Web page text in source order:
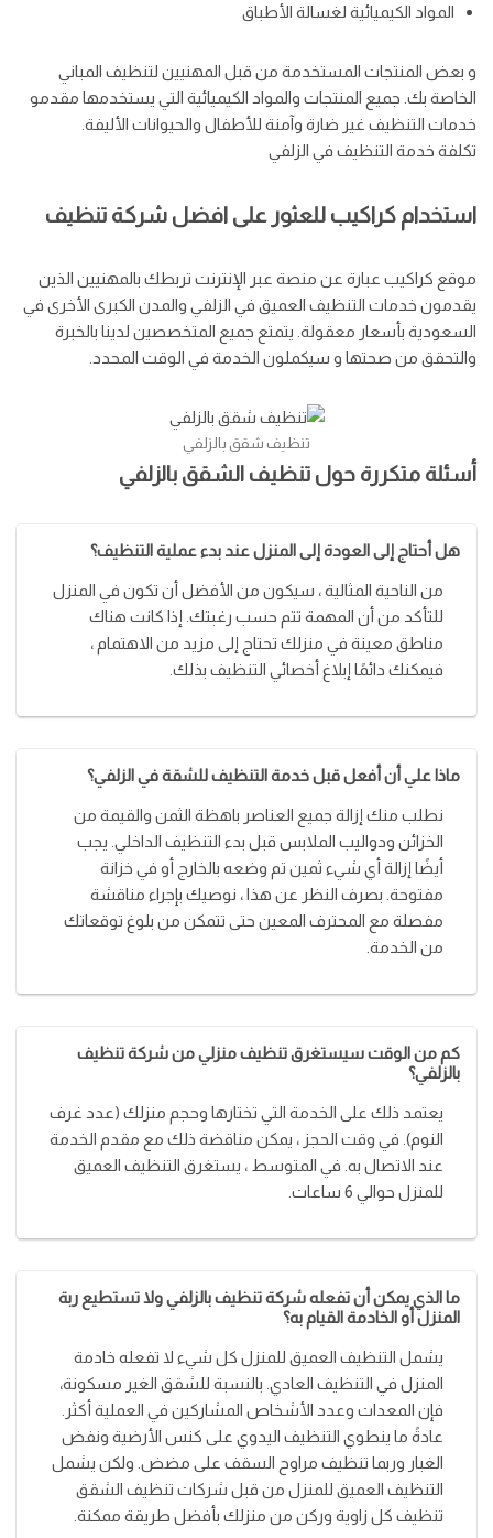
المواد الكيميائية لغسالة الأطباق
و بعض المنتجات المستخدمة من قبل المهنيين لتنظيف المباني
الخاصة بك. جميع المنتجات والمواد الكيميائية التي يستخدمها مقدمو
خدمات التنظيف غير ضارة وآمنة للأطفال والحيوانات الأليفة.
تكلفة خدمة التنظيف في الزلفي
استخدام كراكيب للعثور على افضل شركة تنظيف
موقع كراكيب عبارة عن منصة عبر الإنترنت تربطك بالمهنيين الذين
يقدمون خدمات التنظيف العميق في الزلفي والمدن الكبرى الأخرى في
السعودية بأسعار معقولة. يتمتع جميع المتخصصين لدينا بالخبرة
والتحقق من صحتها و سيكملون الخدمة في الوقت المحدد.
تنظيف شقق بالزلفي
أسئلة متكررة حول تنظيف الشقق بالزلفي
هل أحتاج إلى العودة إلى المنزل عند بدء عملية التنظيف؟
من الناحية المثالية ، سيكون من الأفضل أن تكون في المنزل
للتأكد من أن المهمة تتم حسب رغبتك. إذا كانت هناك
مناطق معينة في منزلك تحتاج إلى مزيد من الاهتمام ،
فيمكنك دائمًا إبلاغ أخصائي التنظيف بذلك.
ماذا علي أن أفعل قبل خدمة التنظيف للشقة في الزلفي؟
نطلب منك إزالة جميع العناصر باهظة الثمن والقيمة من
الخزائن ودواليب الملابس قبل بدء التنظيف الداخلي. يجب
أيضًا إزالة أي شيء ثمين تم وضعه بالخارج أو في خزانة
مفتوحة. بصرف النظر عن هذا ، نوصيك بإجراء مناقشة
مفصلة مع المحترف المعين حتى تتمكن من بلوغ توقعاتك
من الخدمة.
كم من الوقت سيستغرق تنظيف منزلي من شركة تنظيف
بالزلفي؟
يعتمد ذلك على الخدمة التي تختارها وحجم منزلك (عدد غرف
النوم). في وقت الحجز ، يمكن مناقضة ذلك مع مقدم الخدمة
عند الاتصال به. في المتوسط ​​، يستغرق التنظيف العميق
للمنزل حوالي 6 ساعات.
ما الذي يمكن أن تفعله شركة تنظيف بالزلفي ولا تستطيع ربة
المنزل أو الخادمة القيام به؟
يشمل التنظيف العميق للمنزل كل شيء لا تفعله خادمة
المنزل في التنظيف العادي. بالنسبة للشقق الغير مسكونة،
فإن المعدات وعدد الأشخاص المشاركين في العملية أكثر.
عادةً ما ينطوي التنظيف اليدوي على كنس الأرضية ونفض
الغبار وربما تنظيف مراوح السقف على مضض. ولكن يشمل
التنظيف العميق للمنزل من قبل شركات تنظيف الشقق
تنظيف كل زاوية وركن من منزلك بأفضل طريقة ممكنة.